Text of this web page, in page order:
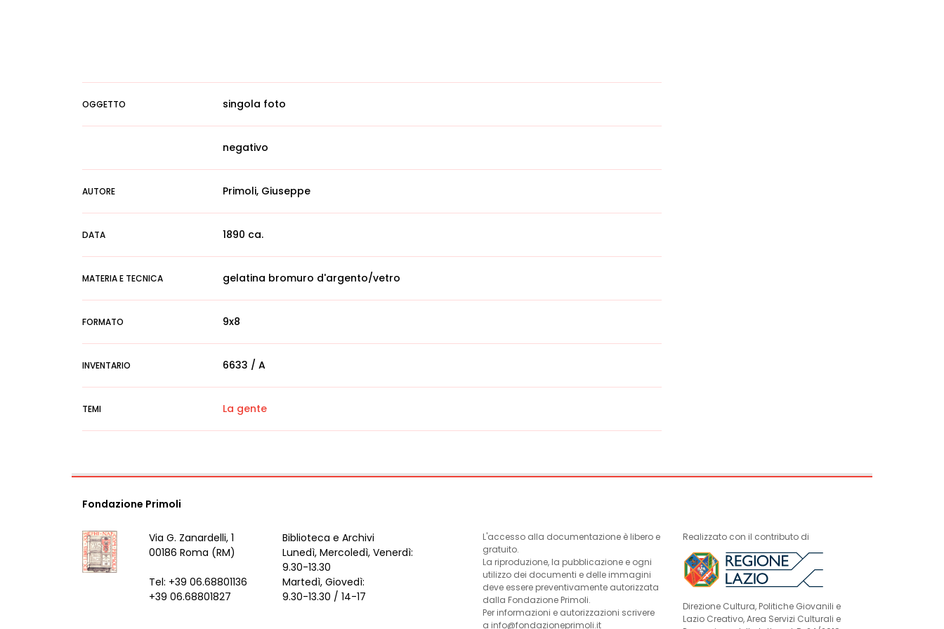
OGGETTO singola foto
negativo
AUTORE Primoli, Giuseppe
DATA 1890 ca.
MATERIA E TECNICA gelatina bromuro d'argento/vetro
FORMATO 9x8
INVENTARIO 6633 / A
TEMI La gente
Fondazione Primoli
Via G. Zanardelli, 1
00186 Roma (RM)
Tel: +39 06.68801136
+39 06.68801827
Biblioteca e Archivi
Lunedì, Mercoledì, Venerdì:
9.30-13.30
Martedì, Giovedì:
9.30-13.30 / 14-17
L'accesso alla documentazione è libero e
gratuito.
La riproduzione, la pubblicazione e ogni
utilizzo dei documenti e delle immagini
deve essere preventivamente autorizzata
dalla Fondazione Primoli.
Per informazioni e autorizzazioni scrivere
a info@fondazioneprimoli.it
Realizzato con il contributo di
Direzione Cultura, Politiche Giovanili e
Lazio Creativo, Area Servizi Culturali e